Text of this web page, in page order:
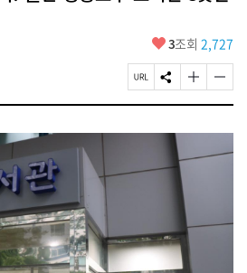
좋
요
3조회 2,727
페
이
U
복
S
N
공
유
하
기
글
자
기
게
기
글
자
기
게
기